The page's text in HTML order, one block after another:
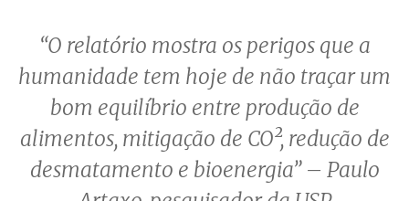
“O relatório mostra os perigos que a
humanidade tem hoje de não traçar um
bom equilíbrio entre produção de
alimentos, mitigação de CO², redução de
desmatamento e bioenergia” – Paulo